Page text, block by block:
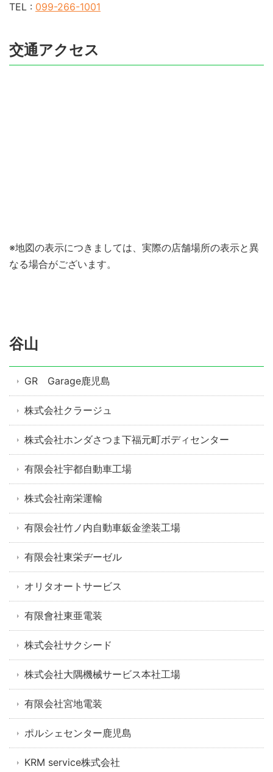
TEL : 099-266-1001
交通アクセス
※地図の表示につきましては、実際の店舗場所の表示と異
なる場合がございます。
谷山
GR Garage鹿児島
株式会社クラージュ
株式会社ホンダさつま下福元町ボディセンター
有限会社宇都自動車工場
株式会社南栄運輸
有限会社竹ノ内自動車鈑金塗装工場
有限会社東栄ヂーゼル
オリタオートサービス
有限會社東亜電装
株式会社サクシード
株式会社大隅機械サービス本社工場
有限会社宮地電装
ポルシェセンター鹿児島
KRM service株式会社